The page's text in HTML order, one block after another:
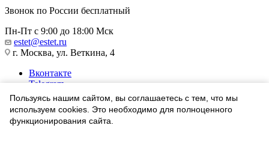
Звонок по России бесплатный
Пн-Пт с 9:00 до 18:00 Мск
estet@estet.ru
г. Москва, ул. Веткина, 4
Вконтакте
Telegram
Одноклассники
WhatsApp
1991-2026 © Ювелирный Дом ЭСТЕТ
Пользуясь нашим сайтом, вы соглашаетесь с тем, что мы
используем cookies. Это необходимо для полноценного
функционирования сайта.